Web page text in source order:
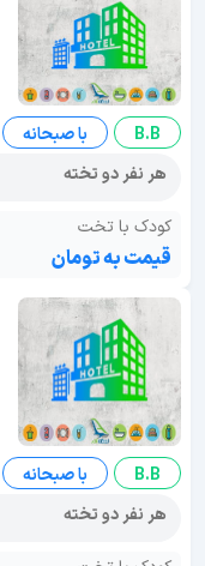
B.B
با صبحانه
هر نفر دو تخته
کودک با تخت
قیمت به تومان
B.B
با صبحانه
هر نفر دو تخته